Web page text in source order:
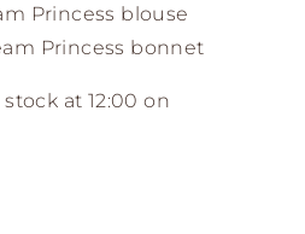
Princess blouse
Princess bonnet
at 12:00 on